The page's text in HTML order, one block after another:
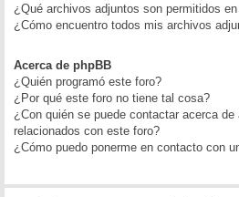
¿Qué archivos adjuntos son permitidos
¿Cómo encuentro todos mis archivos
Acerca de phpBB
¿Quién programó este foro?
¿Por qué este foro no tiene tal cosa?
¿Con quién se puede contactar acerca
relacionados con este foro?
¿Cómo puedo ponerme en contacto con